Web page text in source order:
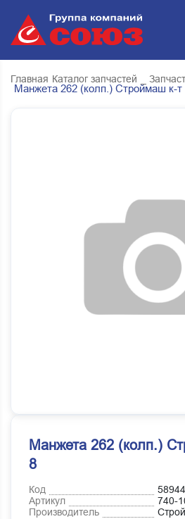
Главная Каталог запчастей _
Манжета 262 (колп.) Строймаш к-т
Манжета 262 (колп.)
8
Код
58944
Артикул
740-
Производитель